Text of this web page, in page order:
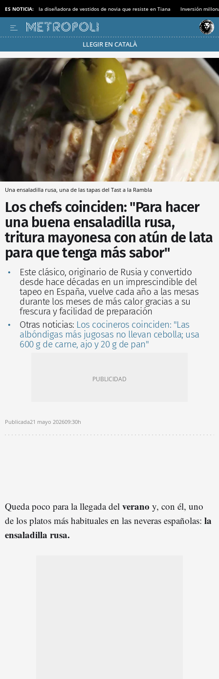
ES NOTICIA: la diseñadora de vestidos de novia que resiste en Tiana Inversión
LLEGIR EN CATALÀ
Pásate al MODO AHORRO
Una ensaladilla rusa, una de las tapas del Tast a la Rambla
Los chefs coinciden: "Para hacer
una buena ensaladilla rusa,
tritura mayonesa con atún de lata
para que tenga más sabor"
Este clásico, originario de Rusia y convertido
desde hace décadas en un imprescindible del
tapeo en España, vuelve cada año a las mesas
durante los meses de más calor gracias a su
frescura y facilidad de preparación
Otras noticias: Los cocineros coinciden: "Las
albóndigas más jugosas no llevan cebolla; usa
600 g de carne, ajo y 20 g de pan"
Publicada21 mayo 202609:30h
Queda poco para la llegada del verano y, con él, uno
de los platos más habituales en las neveras españolas: la
ensaladilla rusa.